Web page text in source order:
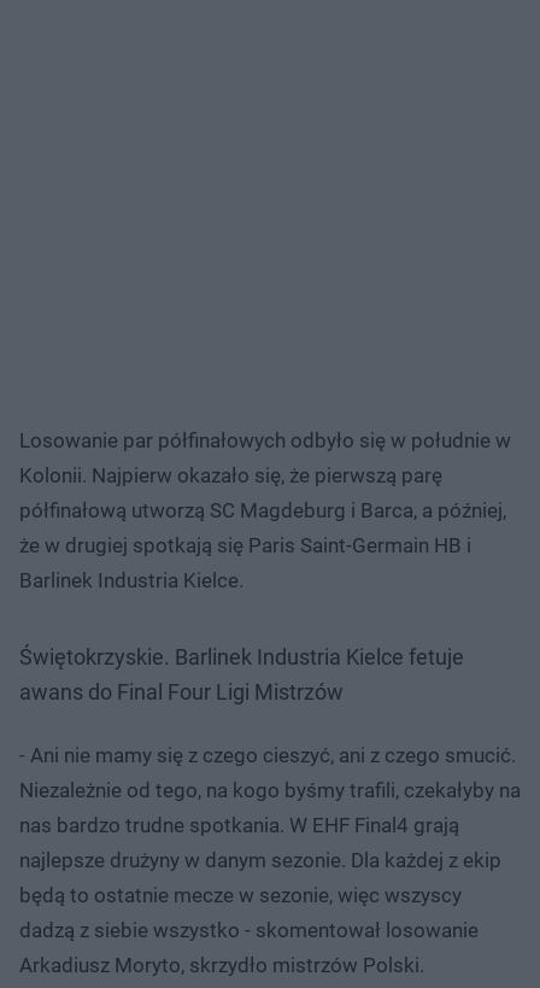
Losowanie par półfinałowych odbyło się w południe w
Kolonii. Najpierw okazało się, że pierwszą parę
półfinałową utworzą SC Magdeburg i Barca, a później,
że w drugiej spotkają się Paris Saint-Germain HB i
Barlinek Industria Kielce.
Świętokrzyskie. Barlinek Industria Kielce fetuje
awans do Final Four Ligi Mistrzów
- Ani nie mamy się z czego cieszyć, ani z czego smucić.
Niezależnie od tego, na kogo byśmy trafili, czekałyby na
nas bardzo trudne spotkania. W EHF Final4 grają
najlepsze drużyny w danym sezonie. Dla każdej z ekip
będą to ostatnie mecze w sezonie, więc wszyscy
dadzą z siebie wszystko - skomentował losowanie
Arkadiusz Moryto, skrzydło mistrzów Polski.